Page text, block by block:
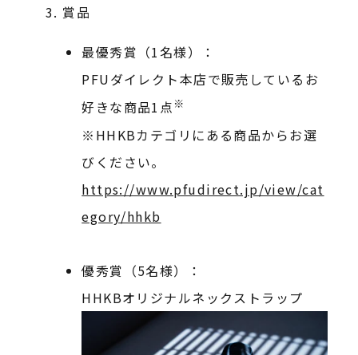
賞品
最優秀賞（1名様）：
PFUダイレクト本店で販売しているお
好きな商品1点 ※
※HHKBカテゴリにある商品からお選
びください。
https://www.pfudirect.jp/view/cat
egory/hhkb
優秀賞（5名様）：
HHKBオリジナルネックストラップ